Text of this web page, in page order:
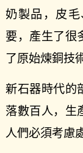
奶製品，皮
要，產生了很
了原始煉銅技
新石器時代的
落數百人，生
人們必須考慮